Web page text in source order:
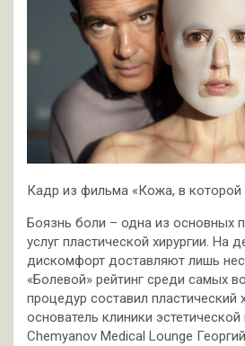
Кадр из фильма «Кожа, в которой
Боязнь боли – одна из основных
услуг пластической хирургии. На
дискомфорт доставляют лишь
«Болевой» рейтинг среди самых
процедур составил пластический
основатель клиники
Chemyanov Medical Lounge